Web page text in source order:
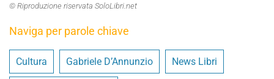
© Riproduzione riservata SoloLibri.net
Naviga per parole chiave
Cultura Gabriele D’Annunzio News Libri